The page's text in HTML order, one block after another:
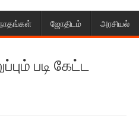
ஜோதிடம் அரசியல்
படி கேட்ட